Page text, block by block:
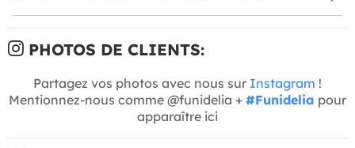
PHOTOS DE CLIENTS:
Partagez vos photos avec nous sur Instagram !
Mentionnez-nous comme @funidelia + #Funidelia pour
apparaître ici